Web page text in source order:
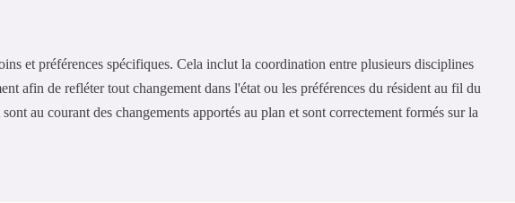
et préférences spécifiques. Cela inclut la coordination entre plusieurs disciplines
afin de refléter tout changement dans l'état ou les préférences du résident au fil du
au courant des changements apportés au plan et sont correctement formés sur la